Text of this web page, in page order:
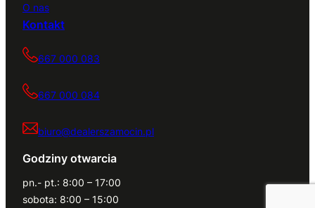
O nas
Kontakt
667 000 083
667 000 084
biuro@dealerszamocin.pl
Godziny otwarcia
pn.- pt.: 8:00 – 17:00
sobota: 8:00 – 15:00